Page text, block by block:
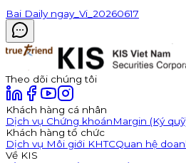
Bai Daily ngay_Vi_20260617
Theo dõi chúng tôi
Khách hàng cá nhân
Dịch vụ Chứng khoánMargin (Ký
Khách hàng tổ chức
Dịch vụ Môi giới KHTCQuan hệ
Về KIS